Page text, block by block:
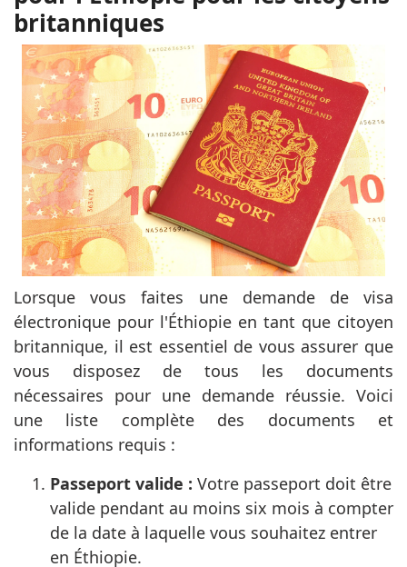
britanniques
Lorsque vous faites une demande de visa
électronique pour l'Éthiopie en tant que citoyen
britannique, il est essentiel de vous assurer que
vous disposez de tous les documents
nécessaires pour une demande réussie. Voici
une liste complète des documents et
informations requis :
Passeport valide : Votre passeport doit être
valide pendant au moins six mois à compter
de la date à laquelle vous souhaitez entrer
en Éthiopie.